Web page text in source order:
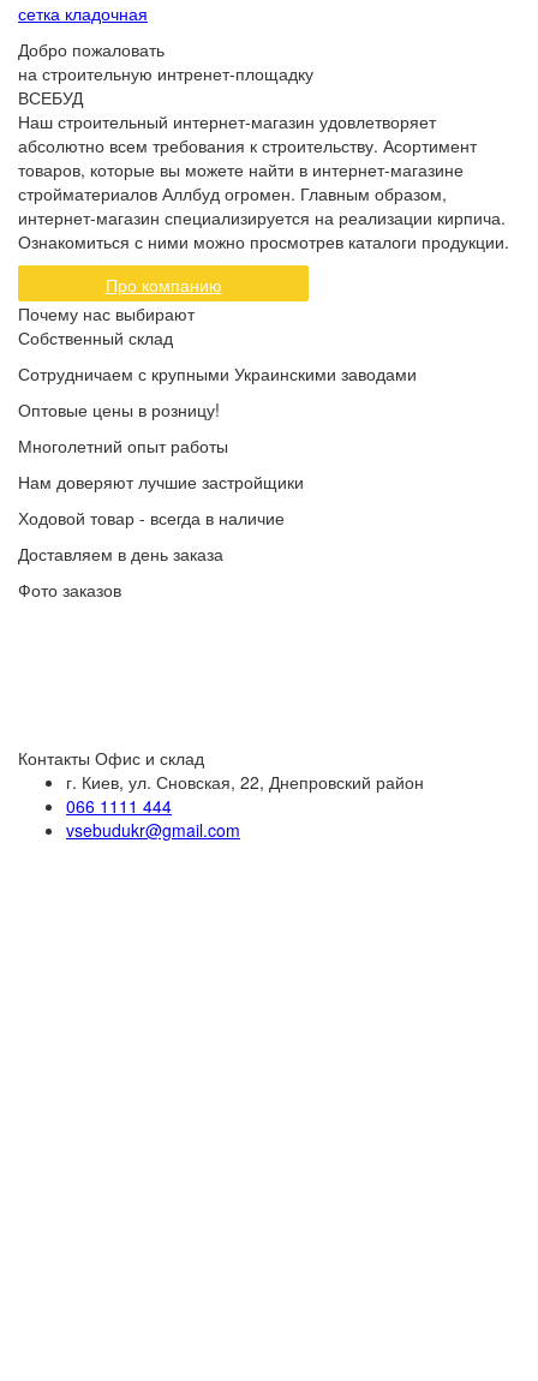
сетка кладочная
Добро пожаловать
на строительную интренет-площадку
ВСЕБУД
Наш строительный интернет-магазин удовлетворяет
абсолютно всем требования к строительству. Асортимент
товаров, которые вы можете найти в интернет-магазине
стройматериалов Аллбуд огромен. Главным образом,
интернет-магазин специализируется на реализации кирпича.
Ознакомиться с ними можно просмотрев каталоги продукции.
Про компанию
Почему нас выбирают
Собственный склад
Сотрудничаем с крупными Украинскими заводами
Оптовые цены в розницу!
Многолетний опыт работы
Нам доверяют лучшие застройщики
Ходовой товар - всегда в наличие
Доставляем в день заказа
Фото заказов
Контакты Офис и склад
г. Киев, ул. Сновская, 22, Днепровский район
066 1111 444
vsebudukr@gmail.com